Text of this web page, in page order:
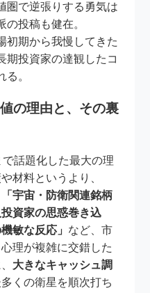
圏で逆張りする勇気は
の投稿も健在。
初期から我慢してきた
期投資家の達観したコ
る。
の理由と、その裏
話題化した最大の理
材料というより、
宇宙・防衛関連銘柄
資家の思惑巻き込
敏な反応」 など、市
理が複雑に交錯した
大きなキャッシュ調
くの衛星を順次打ち